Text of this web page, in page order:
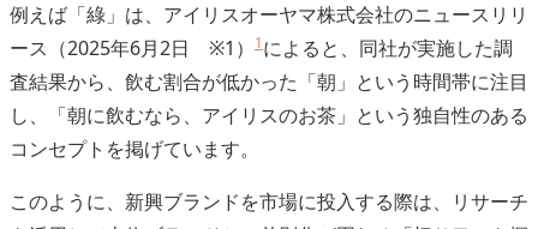
例えば「綠」は、アイリスオーヤマ株式会社のニュースリリ
ース（2025年6月2日 ※1）
1によると、同社が実施した調
査結果から、飲む割合が低かった「朝」という時間帯に注目
し、「朝に飲むなら、アイリスのお茶」という独自性のある
コンセプトを掲げています。
このように、新興ブランドを市場に投入する際は、リサーチ